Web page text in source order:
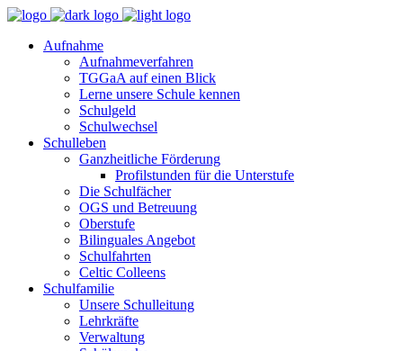
Aufnahme
Aufnahmeverfahren
TGGaA auf einen Blick
Lerne unsere Schule kennen
Schulgeld
Schulwechsel
Schulleben
Ganzheitliche Förderung
Profilstunden für die Unterstufe
Die Schulfächer
OGS und Betreuung
Oberstufe
Bilinguales Angebot
Schulfahrten
Celtic Colleens
Schulfamilie
Unsere Schulleitung
Lehrkräfte
Verwaltung